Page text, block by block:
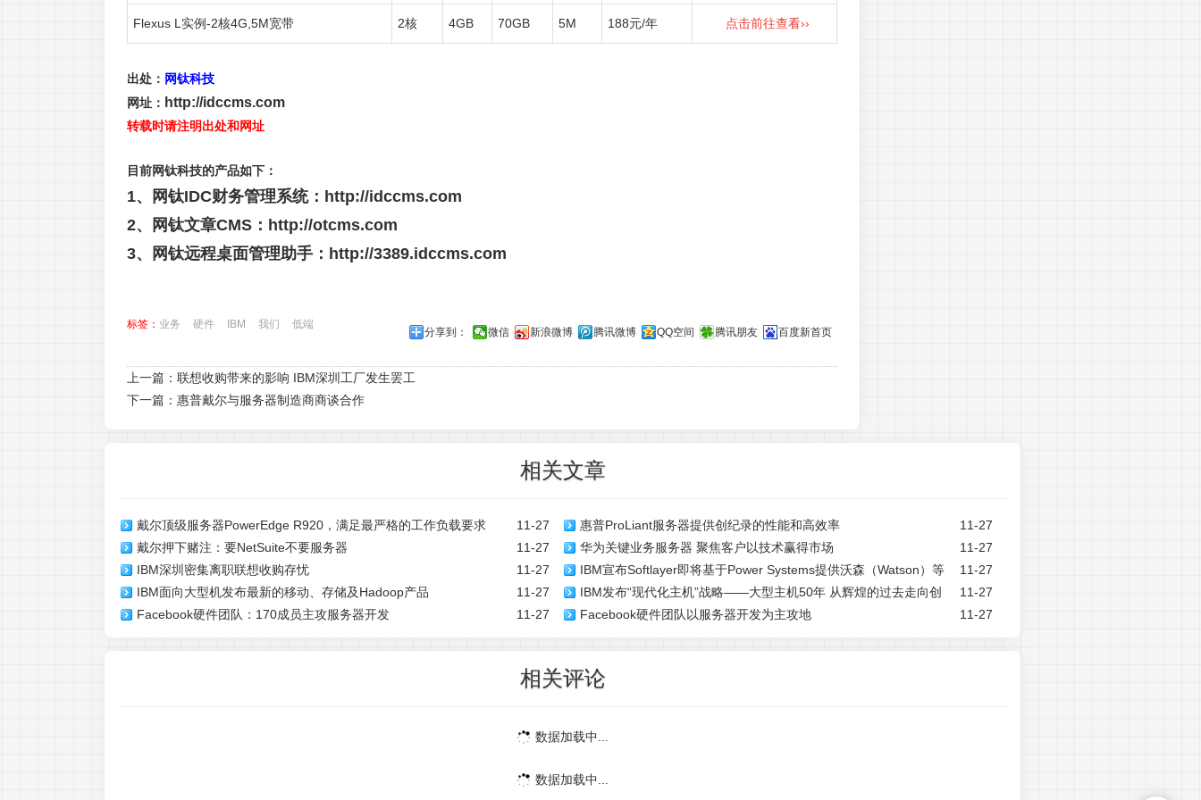
Flexus L实例-2核4G,5M宽带 2核 4GB 70GB 5M 188元/年 点击前往查看››
出处： 网钛科技
网址： http://idccms.com
转载时请注明出处和网址
目前网钛科技的产品如下：
1、网钛IDC财务管理系统： http://idccms.com
2、网钛文章CMS： http://otcms.com
3、网钛远程桌面管理助手： http://3389.idccms.com
标签： 业务 硬件 IBM 我们 低端
分享到： 微信 新浪微博 腾讯微博 QQ空间 腾讯朋友 百度新首页
上一篇： 联想收购带来的影响 IBM深圳工厂发生罢工
下一篇： 惠普戴尔与服务器制造商商谈合作
相关文章
11-27
戴尔顶级服务器PowerEdge R920，满足最严格的工作负载要求 11-27
惠普ProLiant服务器提供创纪录的性能和高效率
11-27
戴尔押下赌注：要NetSuite不要服务器 11-27
华为关键业务服务器 聚焦客户以技术赢得市场
11-27
IBM深圳密集离职联想收购存忧 11-27
IBM宣布Softlayer即将基于Power Systems提供沃森（Watson）等
云端服务
11-27
IBM面向大型机发布最新的移动、存储及Hadoop产品 11-27
IBM发布“现代化主机”战略——大型主机50年 从辉煌的过去走向创
新的未来 投资上亿元大学合作项目
11-27
Facebook硬件团队：170成员主攻服务器开发 11-27
Facebook硬件团队以服务器开发为主攻地
相关评论
数据加载中...
数据加载中...